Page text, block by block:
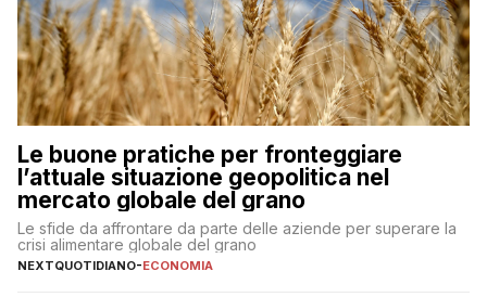
Le buone pratiche per fronteggiare
l’attuale situazione geopolitica nel
mercato globale del grano
Le sfide da affrontare da parte delle aziende per superare la
crisi alimentare globale del grano
NEXTQUOTIDIANO-ECONOMIA